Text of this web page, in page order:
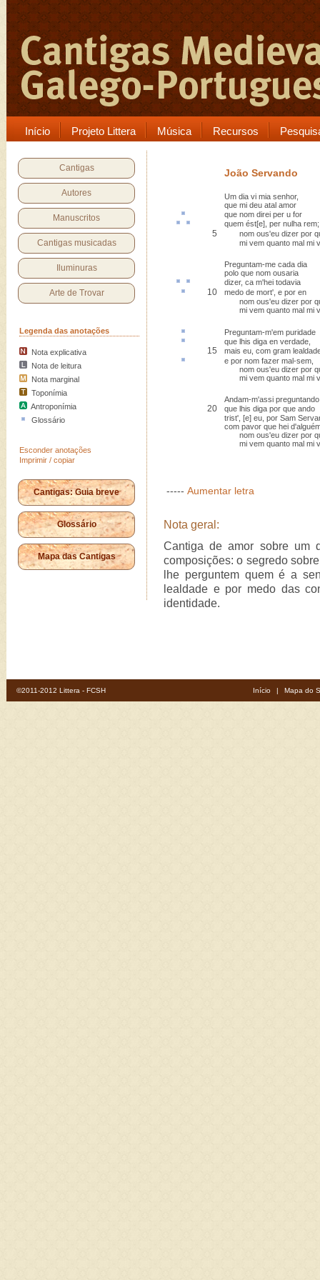
Início Projeto Littera Música Recursos
Cantigas
Autores
Manuscritos
Cantigas musicadas
Iluminuras
Arte de Trovar
Legenda das anotações
Nota explicativa
Nota de leitura
Nota marginal
Toponímia
Antroponímia
Glossário
Esconder anotações
Imprimir / copiar
Cantigas: Guia breve
Glossário
Mapa das Cantigas
João Servando
Um dia vi mia senhor,
que mi deu atal amor
que nom direi per u for
quem ést[e] per nulha rem;
5
nom ous'eu dizer por
mi vem quanto mal mi
Preguntam-me cada dia
polo que nom ousaria
dizer, ca m'hei todavia
10 medo de mort', e por en
nom ous'eu dizer por
mi vem quanto mal mi
Preguntam-m'em puridade
que lhis diga en verdade,
15
mais eu, com gram
e por nom fazer mal-sem
nom ous'eu dizer por
mi vem quanto mal mi
Andam-m'assi preguntando
20
que lhis diga por que ando
trist', [e] eu, por Sam
com pavor que hei
nom ous'eu dizer por
mi vem quanto mal mi
----- Aumentar letra
Nota geral:
Cantiga de amor sobre um
composições: o segredo
lhe perguntem quem é a
lealdade e por medo das
identidade.
©2011-2012 Littera - FCSH Início | Mapa do